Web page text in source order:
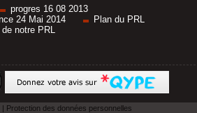
progres 16 08 2013
24 Mai 2014
Plan du PRL
de notre PRL
| Protection des données personnelles